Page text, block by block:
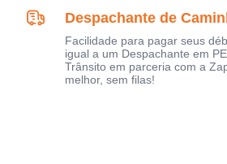
Despachante de
Facilidade para pagar seus
igual a um Despachante em
Trânsito em parceria com a
melhor, sem filas!